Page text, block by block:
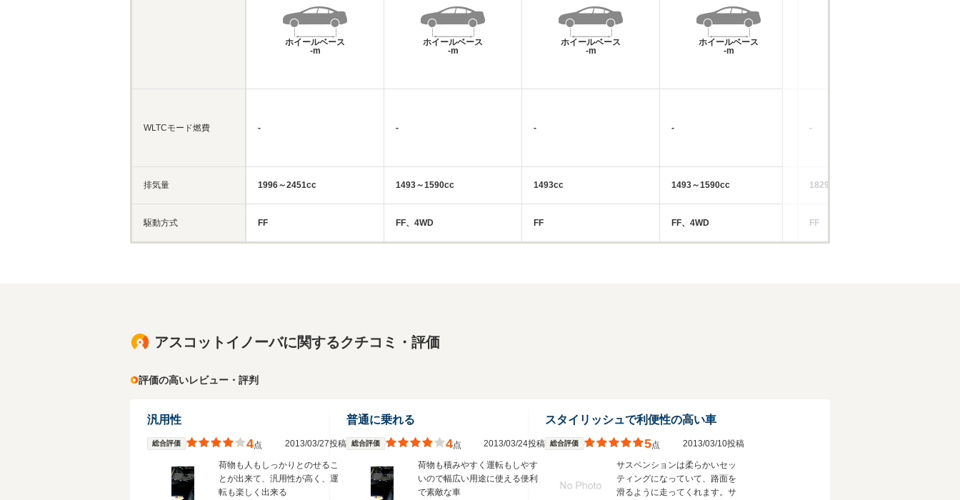
WLTCモード燃費
排気量
駆動方式
ホイールベース
-m
-
1996～2451cc
FF
ホイールベース
-m
-
1493～1590cc
FF、4WD
ホイールベース
-m
-
1493cc
FF
ホイールベース
-m
-
1493～1590cc
FF、4WD
-
1829～1958cc
FF
アスコットイノーバに関するクチコミ・評価
評価の高いレビュー・評判
汎用性
総合評価 4点 2013/03/27投稿
荷物も人もしっかりとのせるこ
とが出来て、汎用性が高く、運
転も楽しく出来る
普通に乗れる
総合評価 4点 2013/03/24投稿
荷物も積みやすく運転もしやす
いので幅広い用途に使える便利
で素敵な車
スタイリッシュで利便性の高い車
総合評価 5点 2013/03/10投稿
サスペンションは柔らかいセッ
ティングになっていて、路面を
滑るように走ってくれます。サ